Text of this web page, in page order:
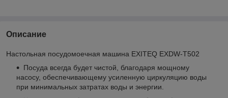
Описание
Настольная посудомоечная машина EXITEQ EXDW-T502
Посуда всегда будет чистой, благодаря мощному
насосу, обеспечивающему усиленную циркуляцию воды
при минимальных затратах воды и энергии.